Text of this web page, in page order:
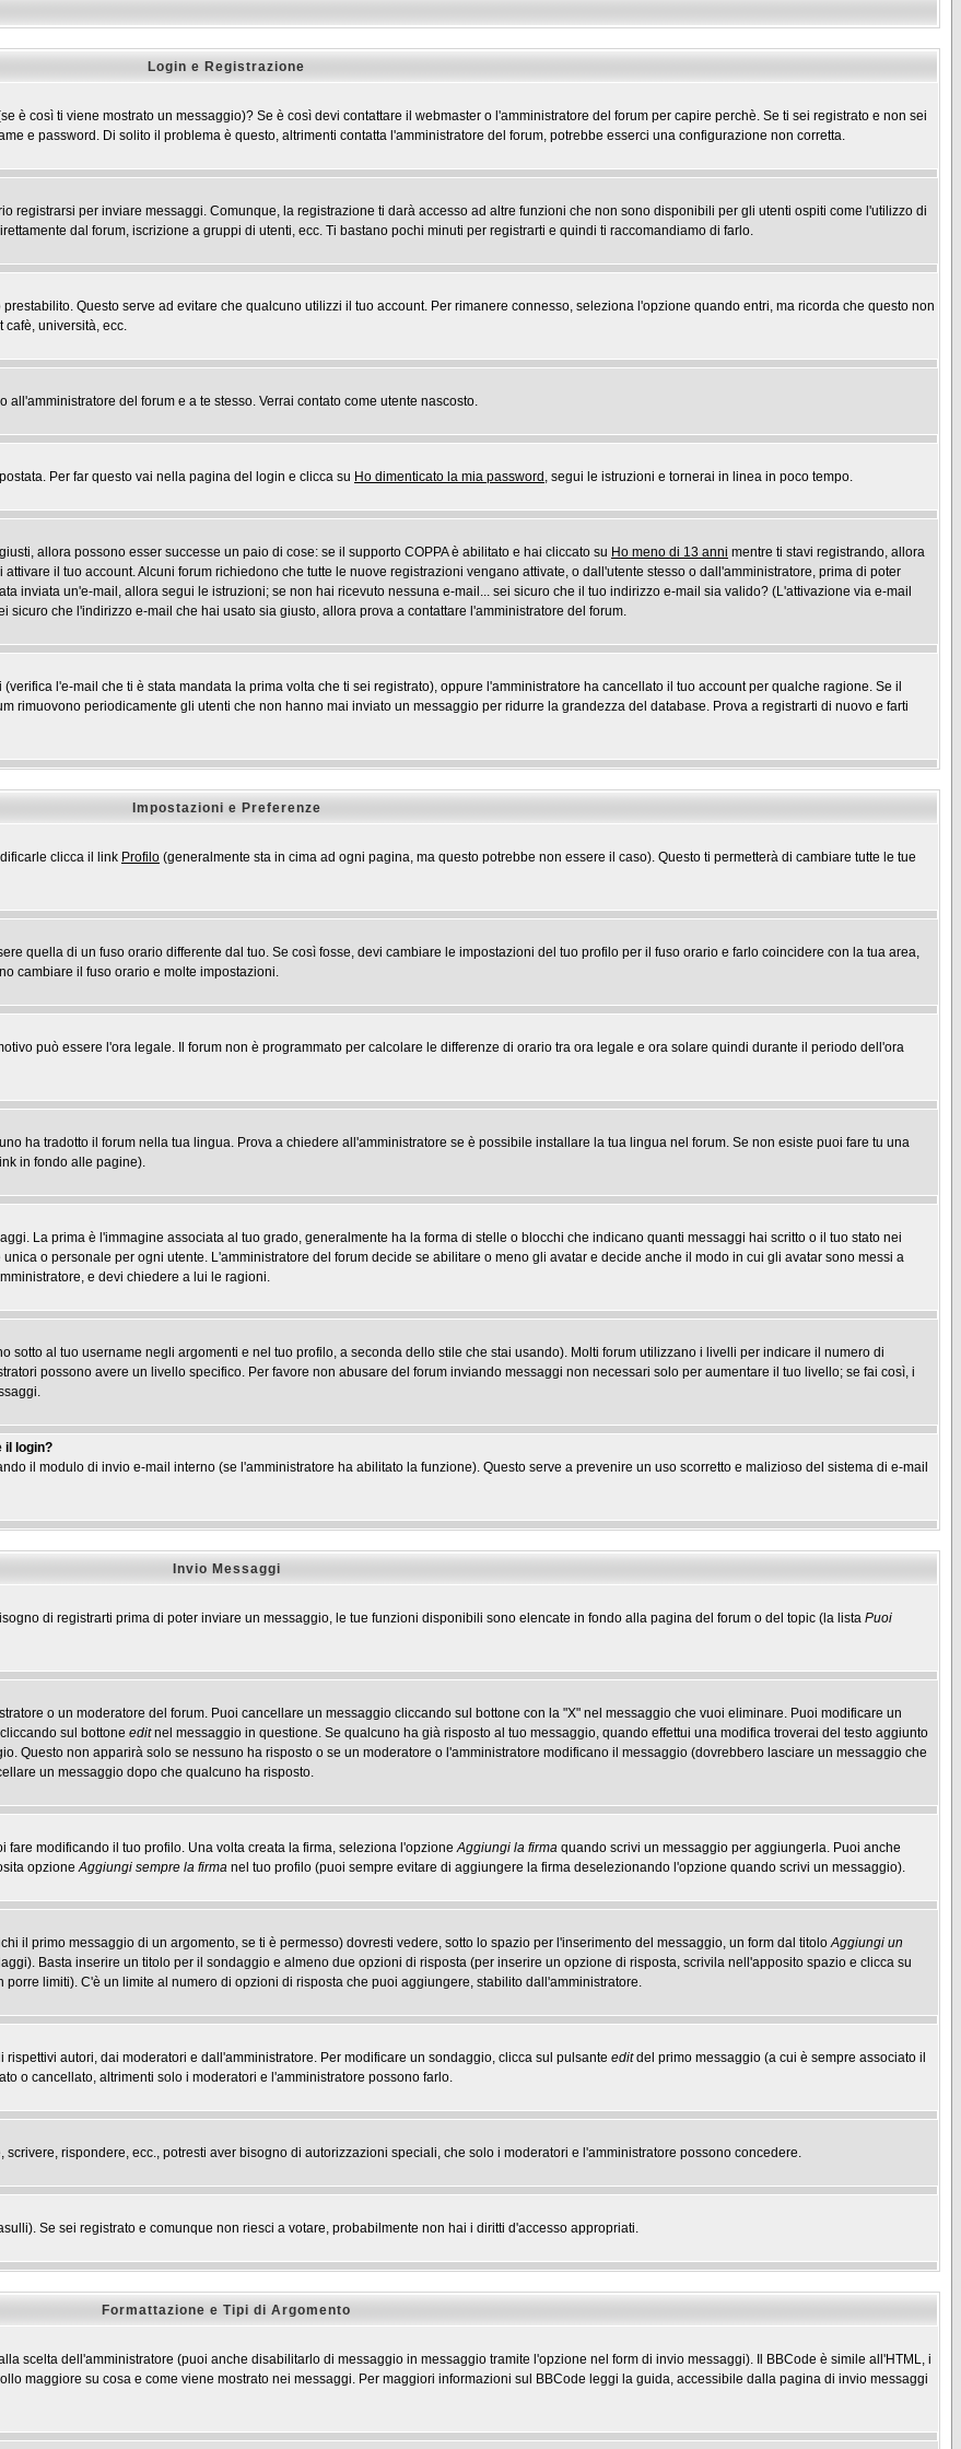
Login e Registrazione
è così ti viene mostrato un messaggio)? Se è così devi contattare il webmaster o l'amministratore del forum per capire perchè. Se ti sei registrato e non sei
e password. Di solito il problema è questo, altrimenti contatta l'amministratore del forum, potrebbe esserci una configurazione non corretta.
registrarsi per inviare messaggi. Comunque, la registrazione ti darà accesso ad altre funzioni che non sono disponibili per gli utenti ospiti come l'utilizzo di
dal forum, iscrizione a gruppi di utenti, ecc. Ti bastano pochi minuti per registrarti e quindi ti raccomandiamo di farlo.
Questo serve ad evitare che qualcuno utilizzi il tuo account. Per rimanere connesso, seleziona l'opzione quando entri, ma ricorda che questo non
cafè, università, ecc.
all'amministratore del forum e a te stesso. Verrai contato come utente nascosto.
Per far questo vai nella pagina del login e clicca su Ho dimenticato la mia password , segui le istruzioni e tornerai in linea in poco tempo.
allora possono esser successe un paio di cose: se il supporto COPPA è abilitato e hai cliccato su Ho meno di 13 anni mentre ti stavi registrando, allora
il tuo account. Alcuni forum richiedono che tutte le nuove registrazioni vengano attivate, o dall'utente stesso o dall'amministratore, prima di poter
inviata un'e-mail, allora segui le istruzioni; se non hai ricevuto nessuna e-mail... sei sicuro che il tuo indirizzo e-mail sia valido? (L'attivazione via e-mail
sicuro che l'indirizzo e-mail che hai usato sia giusto, allora prova a contattare l'amministratore del forum.
l'e-mail che ti è stata mandata la prima volta che ti sei registrato), oppure l'amministratore ha cancellato il tuo account per qualche ragione. Se il
rimuovono periodicamente gli utenti che non hanno mai inviato un messaggio per ridurre la grandezza del database. Prova a registrarti di nuovo e farti
Impostazioni e Preferenze
clicca il link Profilo (generalmente sta in cima ad ogni pagina, ma questo potrebbe non essere il caso). Questo ti permetterà di cambiare tutte le tue
quella di un fuso orario differente dal tuo. Se così fosse, devi cambiare le impostazioni del tuo profilo per il fuso orario e farlo coincidere con la tua area,
cambiare il fuso orario e molte impostazioni.
può essere l'ora legale. Il forum non è programmato per calcolare le differenze di orario tra ora legale e ora solare quindi durante il periodo dell'ora
ha tradotto il forum nella tua lingua. Prova a chiedere all'amministratore se è possibile installare la tua lingua nel forum. Se non esiste puoi fare tu una
in fondo alle pagine).
La prima è l'immagine associata al tuo grado, generalmente ha la forma di stelle o blocchi che indicano quanti messaggi hai scritto o il tuo stato nei
unica o personale per ogni utente. L'amministratore del forum decide se abilitare o meno gli avatar e decide anche il modo in cui gli avatar sono messi a
e devi chiedere a lui le ragioni.
sotto al tuo username negli argomenti e nel tuo profilo, a seconda dello stile che stai usando). Molti forum utilizzano i livelli per indicare il numero di
possono avere un livello specifico. Per favore non abusare del forum inviando messaggi non necessari solo per aumentare il tuo livello; se fai così, i
il login?
il modulo di invio e-mail interno (se l'amministratore ha abilitato la funzione). Questo serve a prevenire un uso scorretto e malizioso del sistema di e-mail
Invio Messaggi
di registrarti prima di poter inviare un messaggio, le tue funzioni disponibili sono elencate in fondo alla pagina del forum o del topic (la lista Puoi
o un moderatore del forum. Puoi cancellare un messaggio cliccando sul bottone con la "X" nel messaggio che vuoi eliminare. Puoi modificare un
sul bottone editnel messaggio in questione. Se qualcuno ha già risposto al tuo messaggio, quando effettui una modifica troverai del testo aggiunto
Questo non apparirà solo se nessuno ha risposto o se un moderatore o l'amministratore modificano il messaggio (dovrebbero lasciare un messaggio che
un messaggio dopo che qualcuno ha risposto.
modificando il tuo profilo. Una volta creata la firma, seleziona l'opzioneAggiungi la firma quando scrivi un messaggio per aggiungerla. Puoi anche
opzioneAggiungi sempre la firma nel tuo profilo (puoi sempre evitare di aggiungere la firma deselezionando l'opzione quando scrivi un messaggio).
il primo messaggio di un argomento, se ti è permesso) dovresti vedere, sotto lo spazio per l'inserimento del messaggio, un form dal titoloAggiungi un
Basta inserire un titolo per il sondaggio e almeno due opzioni di risposta (per inserire un opzione di risposta, scrivila nell'apposito spazio e clicca su
limiti). C'è un limite al numero di opzioni di risposta che puoi aggiungere, stabilito dall'amministratore.
autori, dai moderatori e dall'amministratore. Per modificare un sondaggio, clicca sul pulsante editdel primo messaggio (a cui è sempre associato il
o cancellato, altrimenti solo i moderatori e l'amministratore possono farlo.
rispondere, ecc., potresti aver bisogno di autorizzazioni speciali, che solo i moderatori e l'amministratore possono concedere.
Se sei registrato e comunque non riesci a votare, probabilmente non hai i diritti d'accesso appropriati.
Formattazione e Tipi di Argomento
scelta dell'amministratore (puoi anche disabilitarlo di messaggio in messaggio tramite l'opzione nel form di invio messaggi). Il BBCode è simile all'HTML, i
maggiore su cosa e come viene mostrato nei messaggi. Per maggiori informazioni sul BBCode leggi la guida, accessibile dalla pagina di invio messaggi